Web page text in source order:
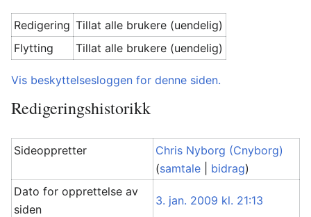
Redigering Tillat alle brukere (uendelig)
Flytting
Tillat alle brukere (uendelig)
Vis beskyttelsesloggen for denne siden.
Redigeringshistorikk
Sideoppretter
Chris Nyborg (Cnyborg)
(samtale bidrag)
Dato for opprettelse av
siden
3. jan. 2009 kl. 21:13